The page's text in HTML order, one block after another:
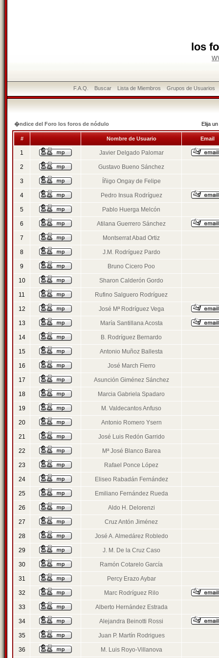
los
F.A.Q. Buscar Lista de Miembros Grupos de Usuarios
�ndice del Foro los foros de nódulo Elija
# Nombre de Usuario Email
1 Javier Delgado Palomar
2 Gustavo Bueno Sánchez
3 Íñigo Ongay de Felipe
4 Pedro Insua Rodríguez
5 Pablo Huerga Melcón
6 Atilana Guerrero Sánchez
7 Montserrat Abad Ortiz
8 J.M. Rodríguez Pardo
9 Bruno Cicero Poo
10 Sharon Calderón Gordo
11 Rufino Salguero Rodríguez
12 José Mª Rodríguez Vega
13 María Santillana Acosta
14 B. Rodríguez Bernardo
15 Antonio Muñoz Ballesta
16 José March Fierro
17 Asunción Giménez Sánchez
18 Marcia Gabriela Spadaro
19 M. Valdecantos Anfuso
20 Antonio Romero Ysern
21 José Luis Redón Garrido
22 Mª José Blanco Barea
23 Rafael Ponce López
24 Eliseo Rabadán Fernández
25 Emiliano Fernández Rueda
26 Aldo H. Delorenzi
27 Cruz Antón Jiménez
28 José A. Almedárez Robledo
29 J. M. De la Cruz Caso
30 Ramón Cotarelo García
31 Percy Erazo Aybar
32 Marc Rodríguez Rilo
33 Alberto Hernández Estrada
34 Alejandra Beinotti Rossi
35 Juan P. Martín Rodrigues
36 M. Luis Royo-Villanova